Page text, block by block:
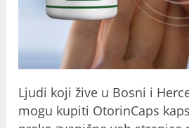
Ljudi koji žive u Bosni i
mogu kupiti OtorinCaps